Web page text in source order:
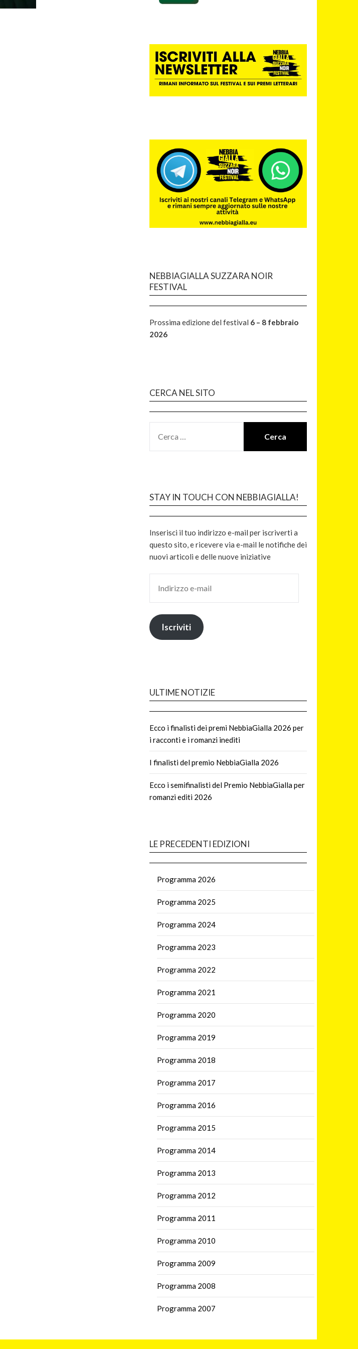
NEBBIAGIALLA SUZZARA NOIR
FESTIVAL
Prossima edizione del festival 6 – 8 febbraio
2026
CERCA NEL SITO
STAY IN TOUCH CON NEBBIAGIALLA!
Inserisci il tuo indirizzo e-mail per iscriverti a
questo sito, e ricevere via e-mail le notifiche dei
nuovi articoli e delle nuove iniziative
Iscriviti
ULTIME NOTIZIE
Ecco i finalisti dei premi NebbiaGialla 2026 per
i racconti e i romanzi inediti
I finalisti del premio NebbiaGialla 2026
Ecco i semifinalisti del Premio NebbiaGialla per
romanzi editi 2026
LE PRECEDENTI EDIZIONI
Programma 2026
Programma 2025
Programma 2024
Programma 2023
Programma 2022
Programma 2021
Programma 2020
Programma 2019
Programma 2018
Programma 2017
Programma 2016
Programma 2015
Programma 2014
Programma 2013
Programma 2012
Programma 2011
Programma 2010
Programma 2009
Programma 2008
Programma 2007